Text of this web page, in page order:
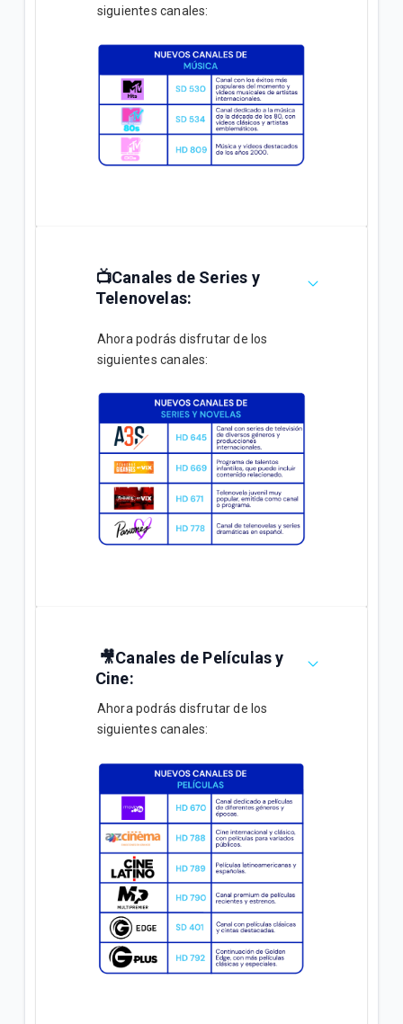
Actualizamos la grilla Lite de tu plan | Tigo Hogar
siguientes canales:
📺Canales de Series y
Telenovelas:
Ahora podrás disfrutar de los
siguientes canales:
🎥Canales de Películas y
Cine:
Ahora podrás disfrutar de los
siguientes canales: